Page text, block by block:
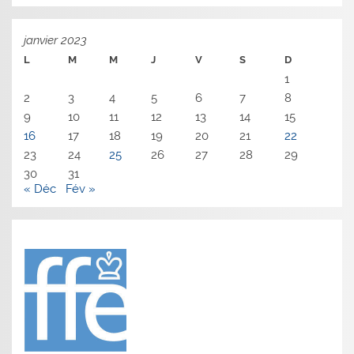
janvier 2023
L M M J V S D
1
2
3 4 5 6 7
8
9
10 11 12 13 14
15
16
17 18 19 20 21
22
23
24 25 26 27 28
29
30
31
« Déc
Fév »